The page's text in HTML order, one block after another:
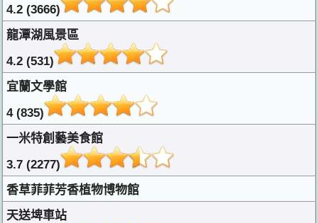
4.2 (3666)
龍潭湖風景區
4.2 (531)
宜蘭文學館
4 (835)
一米特創藝美食館
3.7 (2277)
香草菲菲芳香植物博物館
天送埤車站